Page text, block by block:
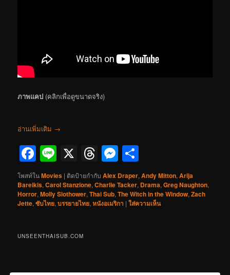
ภาพแคป (คลิกเพื่อดูขนาดจริง)
อ่านเพิ่มเติม →
Facebook
Line
X Threads
Messenger
โพสท์ในMovies | ติดป้ายกำกับ Alex Draper,Andy Mitton,Arija
Bareikis,Carol Stanzione,Charlie Tacker, Drama,Greg Naughton,
Horror,Molly Slothower,Thai Sub,The Witch in the Window,Zach
Jette,ซับไทย,บรรยายไทย,หนังอเมริกา |ใส่ความเห็น
UNSEENTHAISUB.COM